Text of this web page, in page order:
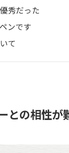
秀だった
ンです
て
との相性が